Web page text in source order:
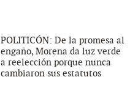
POLITICÓN: De la promesa al
engaño, Morena da luz verde
a reelección porque nunca
cambiaron sus estatutos